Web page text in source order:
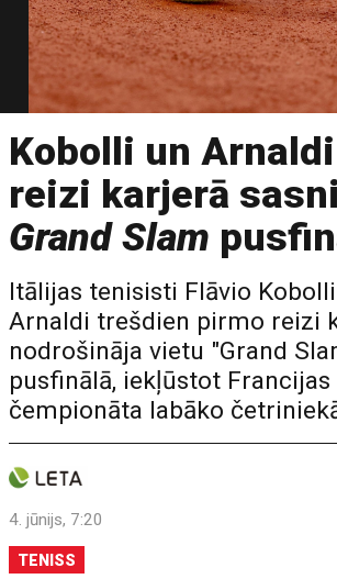
Kobolli un
reizi karjerā
Grand Slam
Itālijas tenisisti Flāvio
Arnaldi trešdien pirmo reizi
nodrošināja vietu "Grand
pusfinālā, iekļūstot
čempionāta labāko
4. jūnijs, 7:20
TENISS